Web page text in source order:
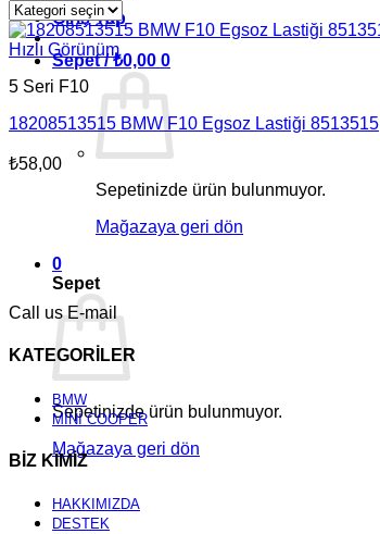
Giriş Yap
Sepet /₺0,00 0
Sepetinizde ürün bulunmuyor.
Mağazaya geri dön
0
Sepet
Sepetinizde ürün bulunmuyor.
Mağazaya geri dön
Hızlı Görünüm
5 Seri F10
18208513515 BMW F10 Egsoz Lastiği 8513515
₺58,00
Call us E-mail
KATEGORİLER
BMW
MİNİ COOPER
BİZ KİMİZ
HAKKIMIZDA
DESTEK